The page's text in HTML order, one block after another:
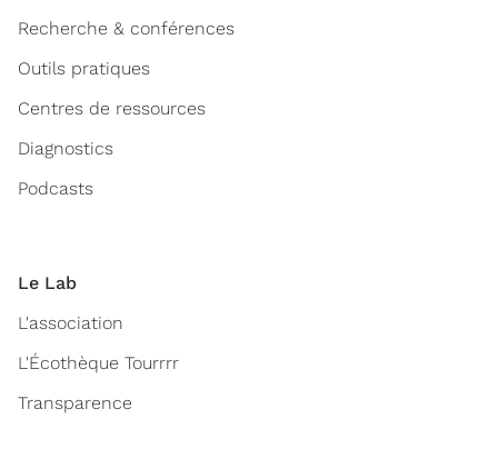
Recherche & conférences
Outils pratiques
Centres de ressources
Diagnostics
Podcasts
Le Lab
L'association
L'Écothèque Tourrrr
Transparence